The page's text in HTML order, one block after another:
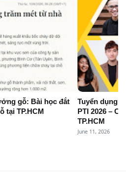
gỗ: Bài học đắt
tại TP.HCM
Tuyển dụng
PTI 2026 –
TP.HCM
June 11, 2026